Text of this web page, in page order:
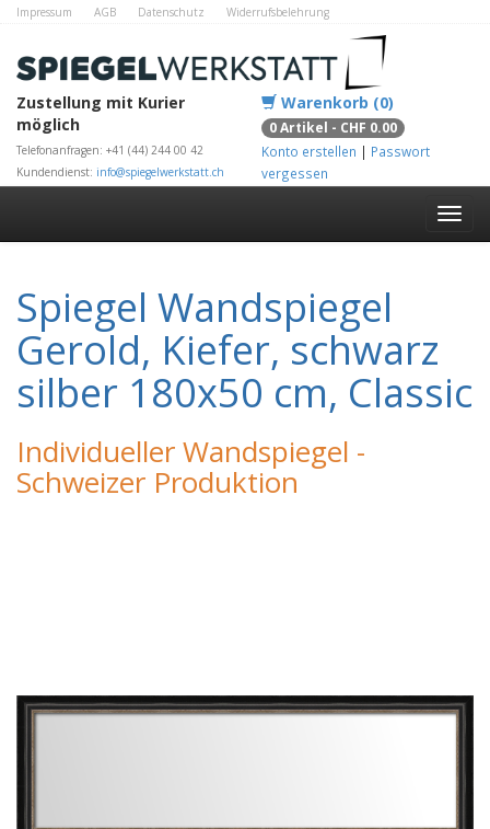
Impressum AGB Datenschutz
Widerrufsbelehrung
Zustellung mit Kurier
möglich
Telefonanfragen: +41 (44) 244 00 42
Kundendienst: info@spiegelwerkstatt.ch
Warenkorb (0)
0 Artikel - CHF 0.00
Konto erstellen | Passwort
vergessen
Spiegel Wandspiegel
Gerold, Kiefer, schwarz
silber 180x50 cm, Classic
Individueller Wandspiegel -
Schweizer Produktion